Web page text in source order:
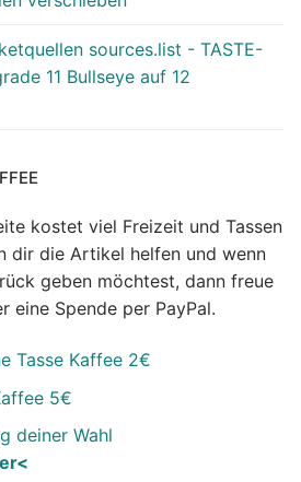
sources.list - TASTE-
11 Bullseye auf 12
kostet viel Freizeit und Tassen
dir die Artikel helfen und wenn
geben möchtest, dann freue
eine Spende per PayPal.
Tasse Kaffee 2€
5€
deiner Wahl